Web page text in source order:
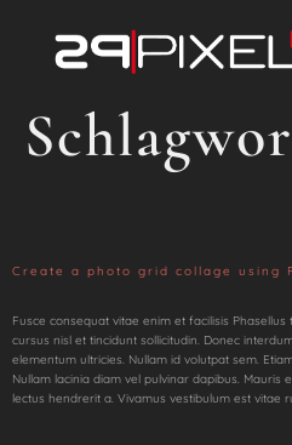
Create a photo grid collage using
Fusce consequat vitae enim et facilisis
cursus nisl et tincidunt sollicitudin. Donec
elementum ultricies. Nullam id volutpat sem.
Nullam lacinia diam vel pulvinar dapibus. Mauris
lectus hendrerit a. Vivamus vestibulum est vitae